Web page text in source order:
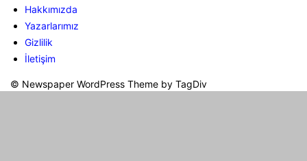
Hakkımızda
Yazarlarımız
Gizlilik
İletişim
© Newspaper WordPress Theme by TagDiv